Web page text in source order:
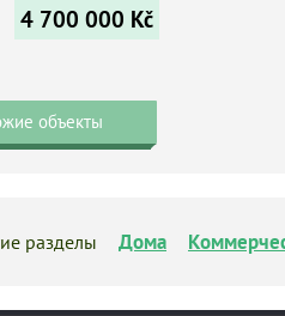
4 700 000 Kč
объекты
разделы Дома